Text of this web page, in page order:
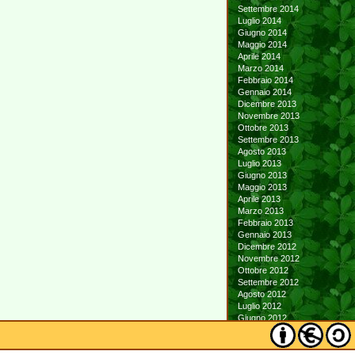
Settembre 2014
Luglio 2014
Giugno 2014
Maggio 2014
Aprile 2014
Marzo 2014
Febbraio 2014
Gennaio 2014
Dicembre 2013
Novembre 2013
Ottobre 2013
Settembre 2013
Agosto 2013
Luglio 2013
Giugno 2013
Maggio 2013
Aprile 2013
Marzo 2013
Febbraio 2013
Gennaio 2013
Dicembre 2012
Novembre 2012
Ottobre 2012
Settembre 2012
Agosto 2012
Luglio 2012
Giugno 2012
Maggio 2012
Aprile 2012